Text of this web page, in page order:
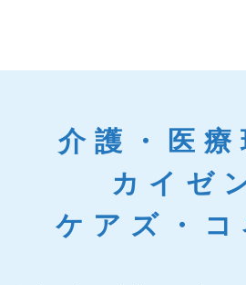
介護・医療
カイゼ
ケアズ・コ